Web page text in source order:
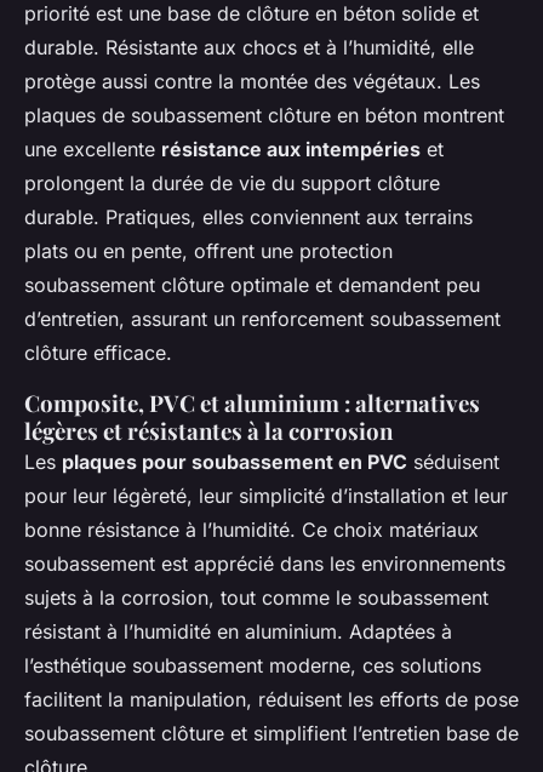
priorité est une base de clôture en béton solide et
durable. Résistante aux chocs et à l’humidité, elle
protège aussi contre la montée des végétaux. Les
plaques de soubassement clôture en béton montrent
une excellente résistance aux intempéries et
prolongent la durée de vie du support clôture
durable. Pratiques, elles conviennent aux terrains
plats ou en pente, offrent une protection
soubassement clôture optimale et demandent peu
d’entretien, assurant un renforcement soubassement
clôture efficace.
Composite, PVC et aluminium : alternatives
légères et résistantes à la corrosion
Les plaques pour soubassement en PVC séduisent
pour leur légèreté, leur simplicité d’installation et leur
bonne résistance à l’humidité. Ce choix matériaux
soubassement est apprécié dans les environnements
sujets à la corrosion, tout comme le soubassement
résistant à l’humidité en aluminium. Adaptées à
l’esthétique soubassement moderne, ces solutions
facilitent la manipulation, réduisent les efforts de pose
soubassement clôture et simplifient l’entretien base de